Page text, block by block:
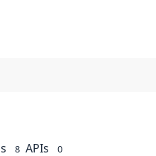
8 APIs 0